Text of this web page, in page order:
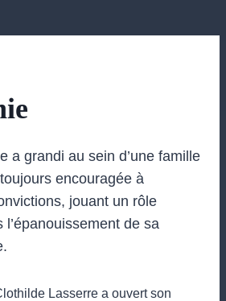
a grandi au sein d’une famille
encouragée à
jouant un rôle
de sa
Lasserre a ouvert son